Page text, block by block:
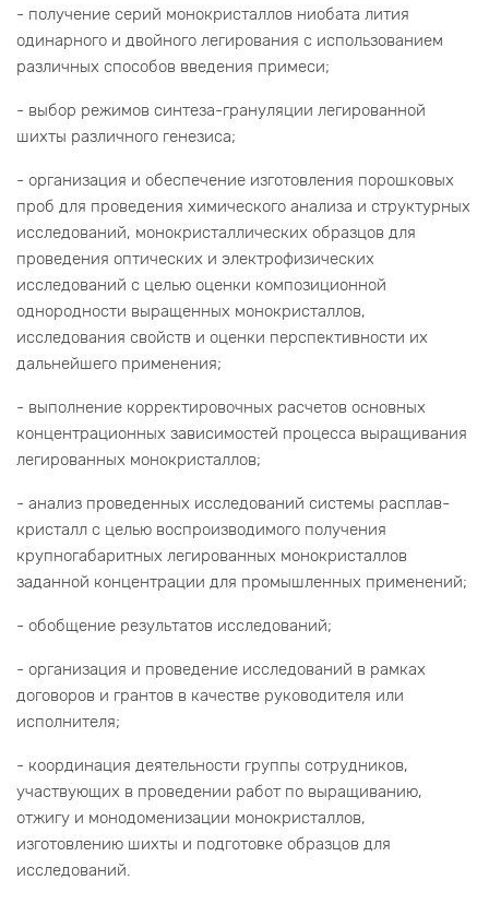
- получение серий монокристаллов ниобата лития
одинарного и двойного легирования с использованием
различных способов введения примеси;
- выбор режимов синтеза-грануляции легированной
шихты различного генезиса;
- организация и обеспечение изготовления порошковых
проб для проведения химического анализа и структурных
исследований, монокристаллических образцов для
проведения оптических и электрофизических
исследований с целью оценки композиционной
однородности выращенных монокристаллов,
исследования свойств и оценки перспективности их
дальнейшего применения;
- выполнение корректировочных расчетов основных
концентрационных зависимостей процесса выращивания
легированных монокристаллов;
- анализ проведенных исследований системы расплав-
кристалл с целью воспроизводимого получения
крупногабаритных легированных монокристаллов
заданной концентрации для промышленных применений;
- обобщение результатов исследований;
- организация и проведение исследований в рамках
договоров и грантов в качестве руководителя или
исполнителя;
- координация деятельности группы сотрудников,
участвующих в проведении работ по выращиванию,
отжигу и монодоменизации монокристаллов,
изготовлению шихты и подготовке образцов для
исследований.